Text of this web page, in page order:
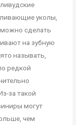
уколы,
сделать
на зубную
называть,
редкой
за такой
могут
чем